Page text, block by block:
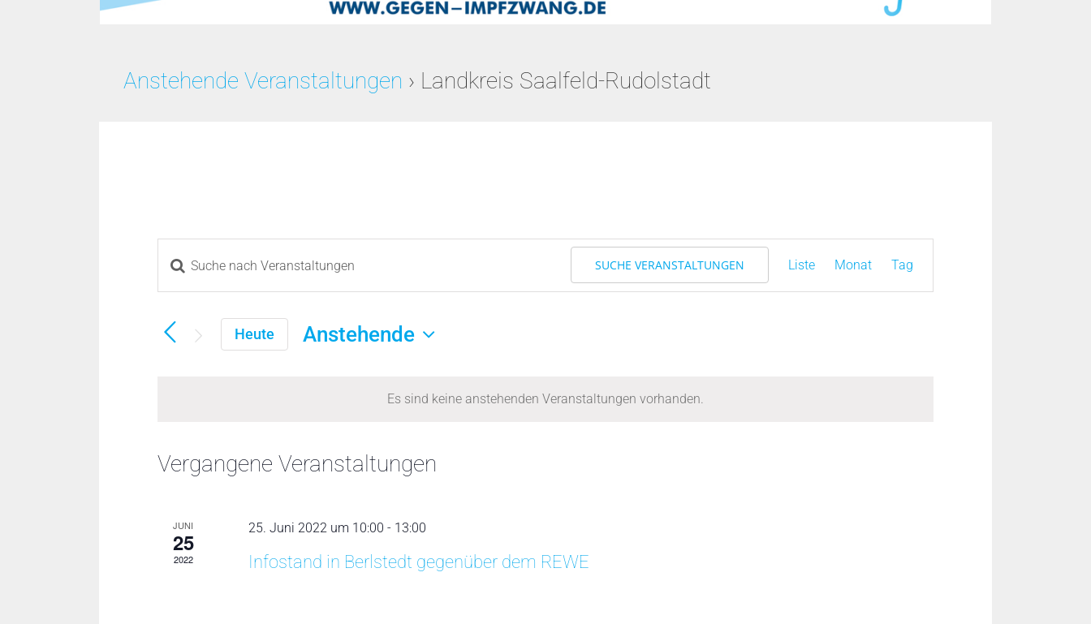
Anstehende Veranstaltungen › Landkreis Saalfeld-Rudolstadt
Es sind keine anstehenden Veranstaltungen vorhanden.
Veranstaltungen
und
Bitte
Suche
nach
SUCHE VERANSTALTUNGEN
Ansichten-
Navigation
Liste Monat Tag
Heute
Anstehende
Vergangene Veranstaltungen
JUNI
25
2022
25. Juni 2022 um 10:00 - 13:00
Infostand in Berlstedt gegenüber dem REWE